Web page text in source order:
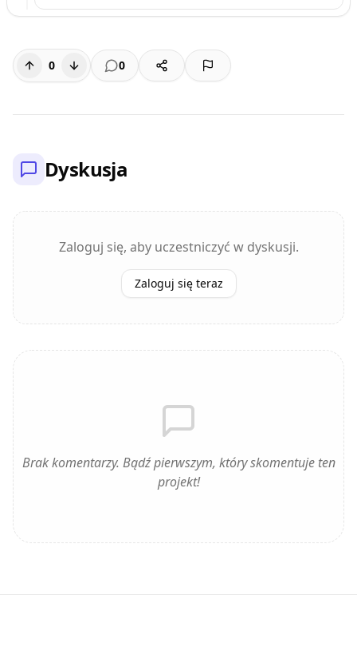
0 0
Dyskusja
Zaloguj się, aby uczestniczyć w dyskusji.
Zaloguj się teraz
Brak komentarzy. Bądź pierwszym, który skomentuje ten
projekt!